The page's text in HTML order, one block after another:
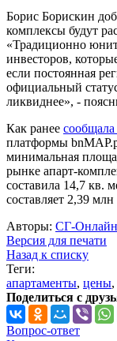
Борис Борискин
комплексы будут
«Традиционно
инвесторов,
если постоянная
официальный
ликвиднее», -
Как ранее
платформы
минимальная
рынке апарт-
составила 14,7 кв.
составляет 2,39
Авторы: СГ-Онлайн
Версия для печати
Назад к списку
Теги:
апартаменты, цены,
Поделиться с
Вопрос-ответ